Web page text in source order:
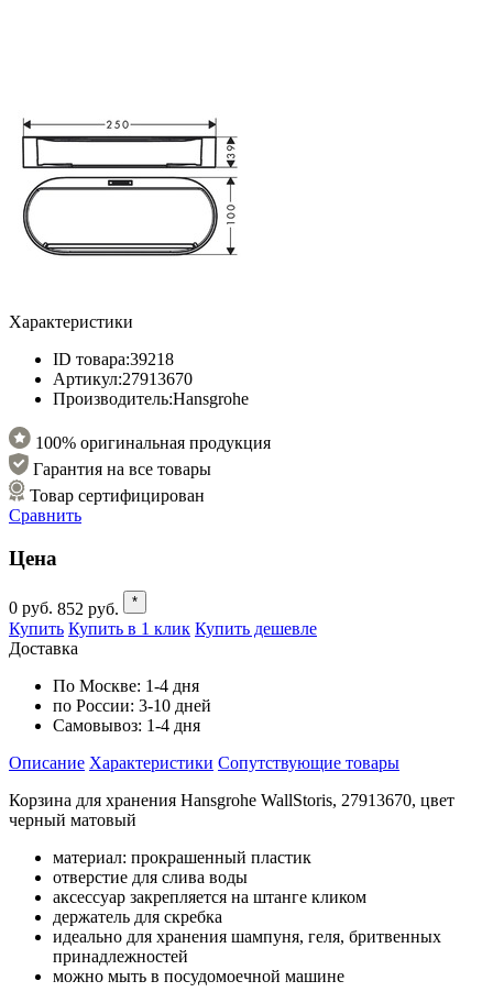
Характеристики
ID товара:39218
Артикул:27913670
Производитель:Hansgrohe
100% оригинальная продукция
Гарантия на все товары
Товар сертифицирован
Сравнить
Цена
0 руб. 852 руб. *
Купить Купить в 1 клик Купить дешевле
Доставка
По Москве: 1-4 дня
по России: 3-10 дней
Самовывоз: 1-4 дня
Описание Характеристики Cопутствующие товары
Корзина для хранения Hansgrohe WallStoris, 27913670, цвет
черный матовый
материал: прокрашенный пластик
отверстие для слива воды
аксессуар закрепляется на штанге кликом
держатель для скребка
идеально для хранения шампуня, геля, бритвенных
принадлежностей
можно мыть в посудомоечной машине